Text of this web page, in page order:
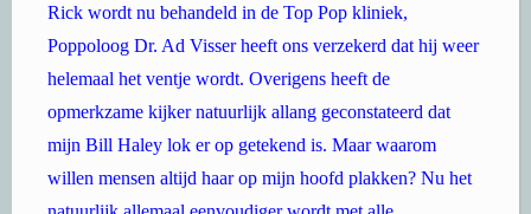
Rick wordt nu behandeld in de Top Pop kliniek,
Poppoloog Dr. Ad Visser heeft ons verzekerd dat hij weer
helemaal het ventje wordt. Overigens heeft de
opmerkzame kijker natuurlijk allang geconstateerd dat
mijn Bill Haley lok er op getekend is. Maar waarom
willen mensen altijd haar op mijn hoofd plakken? Nu het